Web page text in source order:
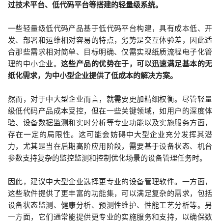
过技术平台、低代码平台等搭建的轻量级系统。
一些轻量级低代码产品基于低代码平台构建，具有成本低、开
发、部署和运维相对容易的特点，劣势是交互体验差，因此适
合那些需求相对简单、目标明确、仅需实现纸质流程电子化管
理的中小企业。 这些产品的优势在于，可以迅速满足基本的无
纸化需求，为中小型企业提供了低成本的解决方案。
然而，对于中大型企业而言，就需要更加精细权衡。尽管轻量
级低代码产品成本受控，但在一些关键领域，如用户的深度体
验、设备数据监测和实时分析等专业功能以及实施服务方面，
存在一定的局限性。这可能会妨碍中大型企业充分发挥其潜
力，尤其是当在后期高阶应用阶段，需要基于设备状态、机台
参数支持复杂的监控监测和控制优化场景的设备管理任务时。
因此，建议中大型企业选择更专业的设备管理软件。一方面，
这些软件提供了更丰富的功能集，可以满足复杂的需求，包括
设备状态监测、健康分析、预测性维护、性能工艺分析等。另
一方面，它们通常能提供更专业的实施服务和支持，以确保数